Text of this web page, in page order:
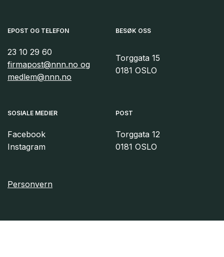
EPOST OG TELEFON
23 10 29 60
firmapost@nnn.no og
medlem@nnn.no
SOSIALE MEDIER
Facebook
Instagram
BESØK OSS
Torggata 15
0181 OSLO
POST
Torggata 12
0181 OSLO
Personvern